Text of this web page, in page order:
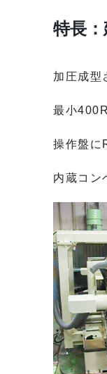
特長
加圧成型
最小
操作盤に
内蔵コン